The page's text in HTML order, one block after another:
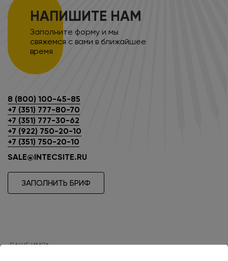
НАПИШИТЕ НАМ
Заполните форму и мы
свяжемся с вами в ближайшее
время
8 (800) 100-45-85
+7 (351) 777-80-70
+7 (351) 777-30-62
+7 (922) 750-20-10
+7 (351) 750-20-10
SALE@INTECSITE.RU
ЗАПОЛНИТЬ БРИФ